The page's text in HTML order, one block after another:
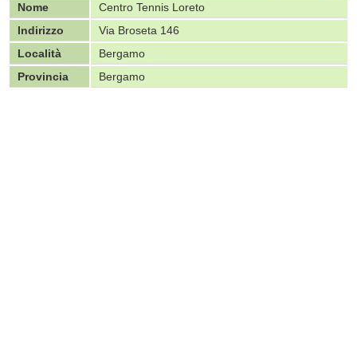
Nome
Centro Tennis Loreto
Indirizzo
Via Broseta 146
Località
Bergamo
Provincia
Bergamo